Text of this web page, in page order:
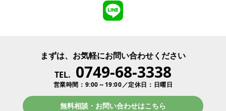
まずは、お気軽にお問い合わせください
TEL. 0749-68-3338
営業時間：9:00～19:00／定休日：日曜日
無料相談・お問い合わせはこちら